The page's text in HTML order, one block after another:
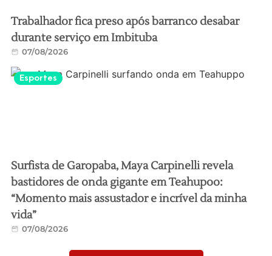
Trabalhador fica preso após barranco desabar
durante serviço em Imbituba
07/08/2026
Esportes
Surfista de Garopaba, Maya Carpinelli revela
bastidores de onda gigante em Teahupoo:
“Momento mais assustador e incrível da minha
vida”
07/08/2026